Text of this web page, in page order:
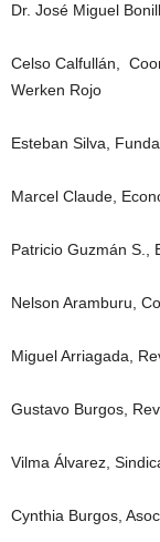
Dr. José Miguel
Celso Calfullán,
Werken Rojo
Esteban Silva,
Marcel Claude,
Patricio Guzmán S.,
Nelson Aramburu,
Miguel Arriagada,
Gustavo Burgos,
Vilma Álvarez,
Cynthia Burgos,